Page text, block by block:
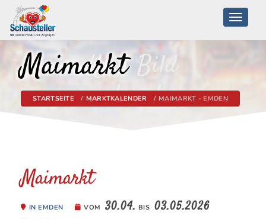
Toggle
Maimarkt
STARTSEITE MARKTKALENDER MAIMARKT - EMDEN
Maimarkt
IN EMDEN VOM 30.04. BIS 03.05.2026